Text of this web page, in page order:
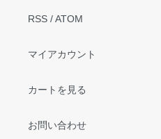
RSS /ATOM
マイアカウント
カートを見る
お問い合わせ